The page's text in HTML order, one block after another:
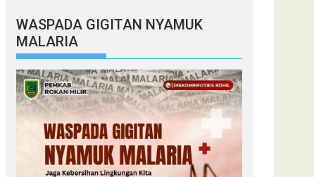
WASPADA GIGITAN NYAMUK
MALARIA